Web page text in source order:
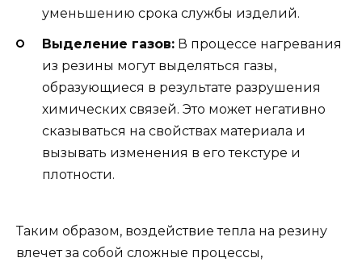
уменьшению срока службы изделий.
Выделение газов: В процессе нагревания
из резины могут выделяться газы,
образующиеся в результате разрушения
химических связей. Это может негативно
сказываться на свойствах материала и
вызывать изменения в его текстуре и
плотности.
Таким образом, воздействие тепла на резину
влечет за собой сложные процессы,